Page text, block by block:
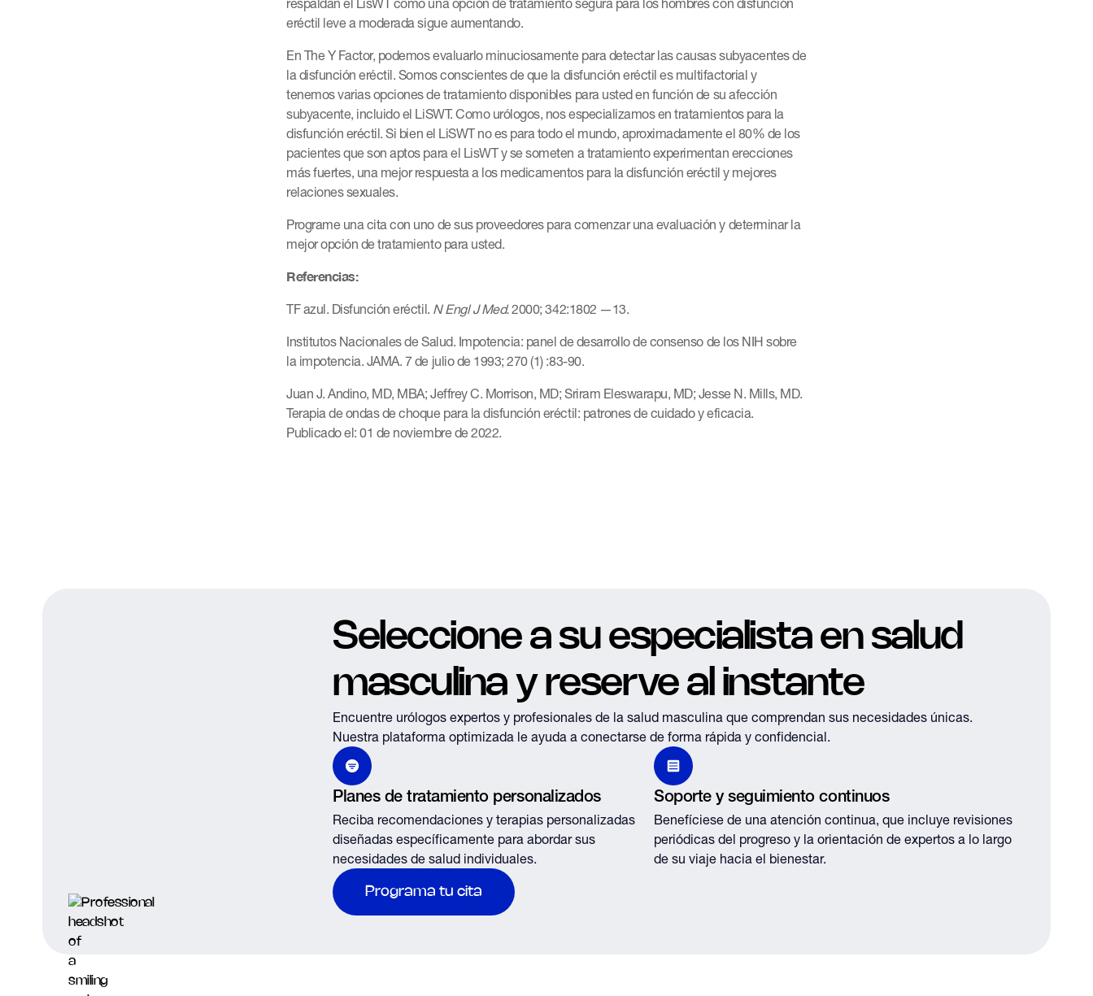
respaldan el LisWT como una opción de tratamiento segura para los hombres con disfunción
eréctil leve a moderada sigue aumentando.
En The Y Factor, podemos evaluarlo minuciosamente para detectar las causas subyacentes de
la disfunción eréctil. Somos conscientes de que la disfunción eréctil es multifactorial y
tenemos varias opciones de tratamiento disponibles para usted en función de su afección
subyacente, incluido el LiSWT. Como urólogos, nos especializamos en tratamientos para la
disfunción eréctil. Si bien el LiSWT no es para todo el mundo, aproximadamente el 80% de los
pacientes que son aptos para el LisWT y se someten a tratamiento experimentan erecciones
más fuertes, una mejor respuesta a los medicamentos para la disfunción eréctil y mejores
relaciones sexuales.
Programe una cita con uno de sus proveedores para comenzar una evaluación y determinar la
mejor opción de tratamiento para usted.
Referencias:
TF azul. Disfunción eréctil. N Engl J Med.2000; 342:1802 —13.
Institutos Nacionales de Salud. Impotencia: panel de desarrollo de consenso de los NIH sobre
la impotencia. JAMA. 7 de julio de 1993; 270 (1) :83-90.
Juan J. Andino, MD, MBA; Jeffrey C. Morrison, MD; Sriram Eleswarapu, MD; Jesse N. Mills, MD.
Terapia de ondas de choque para la disfunción eréctil: patrones de cuidado y eficacia.
Publicado el: 01 de noviembre de 2022.
Seleccione a su especialista en salud
masculina y reserve al instante
Encuentre urólogos expertos y profesionales de la salud masculina que comprendan sus necesidades únicas.
Nuestra plataforma optimizada le ayuda a conectarse de forma rápida y confidencial.
Planes de tratamiento personalizados
Reciba recomendaciones y terapias personalizadas
diseñadas específicamente para abordar sus
necesidades de salud individuales.
Soporte y seguimiento continuos
Benefíciese de una atención continua, que incluye revisiones
periódicas del progreso y la orientación de expertos a lo largo
de su viaje hacia el bienestar.
Programa tu cita